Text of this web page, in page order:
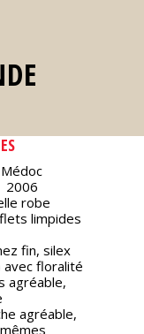
Médoc
2006
robe
limpides
fin, silex
avec floralité
agréable,
agréable,